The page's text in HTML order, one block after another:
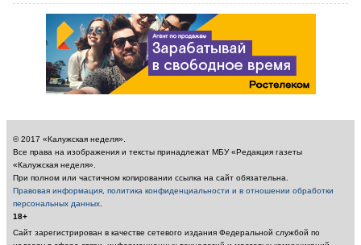
© 2017 «Калужская неделя».
Все права на изображения и тексты принадлежат МБУ «Редакция газеты
«Калужская неделя».
При полном или частичном копировании ссылка на сайт обязательна.
Правовая информация, политика конфиденциальности и в отношении обработки
персональных данных
18+
Сайт зарегистрирован в качестве сетевого издания Федеральной службой по